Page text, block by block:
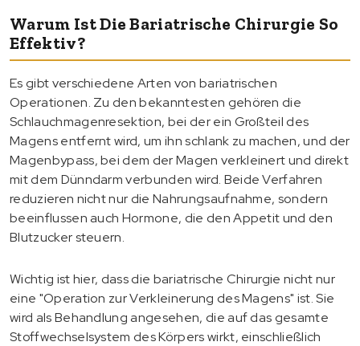
Warum Ist Die Bariatrische Chirurgie So
Effektiv?
Es gibt verschiedene Arten von bariatrischen
Operationen. Zu den bekanntesten gehören die
Schlauchmagenresektion, bei der ein Großteil des
Magens entfernt wird, um ihn schlank zu machen, und der
Magenbypass, bei dem der Magen verkleinert und direkt
mit dem Dünndarm verbunden wird. Beide Verfahren
reduzieren nicht nur die Nahrungsaufnahme, sondern
beeinflussen auch Hormone, die den Appetit und den
Blutzucker steuern.
Wichtig ist hier, dass die bariatrische Chirurgie nicht nur
eine "Operation zur Verkleinerung des Magens" ist. Sie
wird als Behandlung angesehen, die auf das gesamte
Stoffwechselsystem des Körpers wirkt, einschließlich